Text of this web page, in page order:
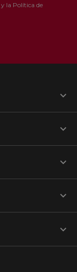
y la Política de



keyboard_arrow_down
